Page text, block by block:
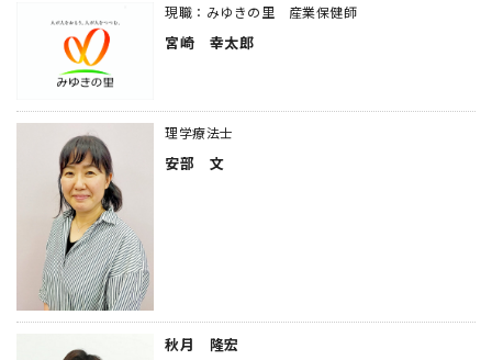
現職：みゆきの里 産業保健師
宮崎 幸太郎
理学療法士
安部 文
秋月 隆宏